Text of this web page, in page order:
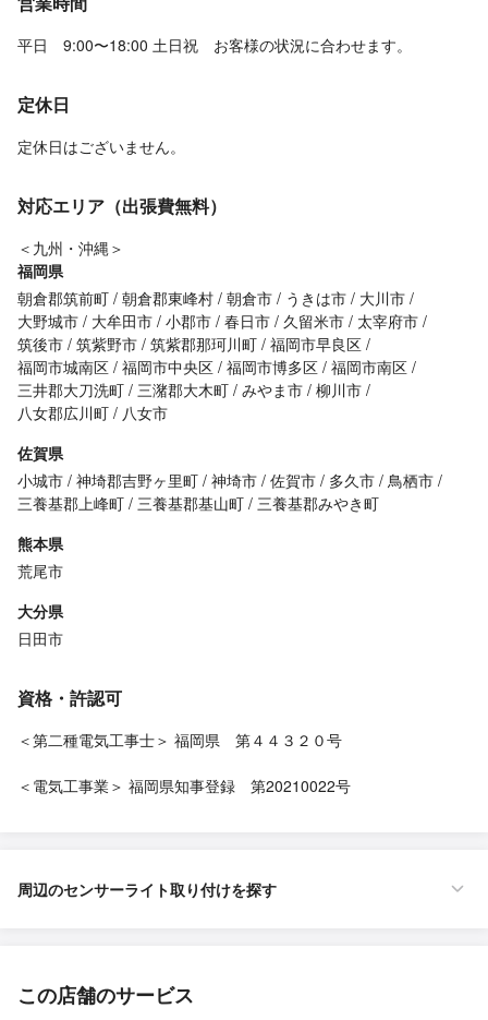
平日 9:00〜18:00 土日祝 お客様の状況に合わせます。
定休日
定休日はございません。
対応エリア（出張費無料）
＜九州・沖縄＞
福岡県
朝倉郡筑前町 朝倉郡東峰村 朝倉市 うきは市
大川市
大野城市
大牟田市 小郡市 春日市 久留米市
太宰府市
筑後市 筑紫野市 筑紫郡那珂川町 福岡市早良区
福岡市城南区 福岡市中央区 福岡市博多区 福岡市南区
三井郡大刀洗町 三潴郡大木町 みやま市 柳川市
八女郡広川町
八女市
佐賀県
小城市 神埼郡吉野ヶ里町 神埼市 佐賀市 多久市 鳥栖市
三養基郡上峰町 三養基郡基山町 三養基郡みやき町
熊本県
荒尾市
大分県
日田市
資格・許認可
＜第二種電気工事士＞ 福岡県 第４４３２０号
＜電気工事業＞ 福岡県知事登録 第20210022号
周辺のセンサーライト取り付けを探す
この店舗のサービス